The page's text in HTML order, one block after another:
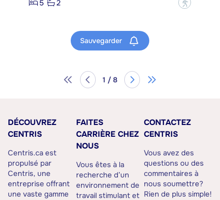
5
2 ?
Sauvegarder
1 / 8
DÉCOUVREZ
CENTRIS
Centris.ca est
propulsé par
Centris, une
entreprise offrant
une vaste gamme
FAITES
CARRIÈRE CHEZ
NOUS
Vous êtes à la
recherche d’un
environnement de
travail stimulant et
CONTACTEZ
CENTRIS
Vous avez des
questions ou des
commentaires à
nous soumettre?
Rien de plus simple!